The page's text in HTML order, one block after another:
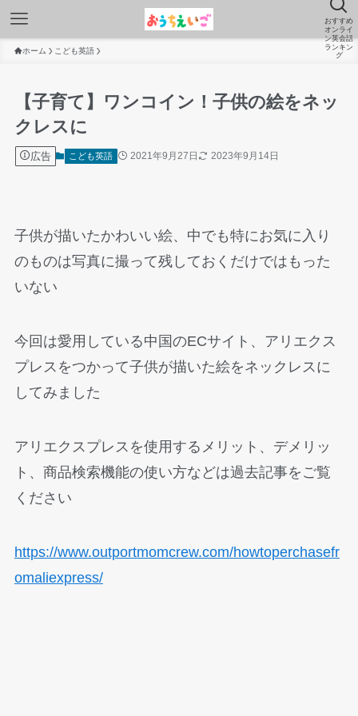
おすすめ
オンライ
ン英会話
ランキン
グ
ホーム こども英語
【子育て】ワンコイン！子供の絵をネッ
クレスに
広告 こども英語 2021年9月27日 2023年9月14日
子供が描いたかわいい絵、中でも特にお気に入り
のものは写真に撮って残しておくだけではもった
いない
今回は愛用している中国のECサイト、アリエクス
プレスをつかって子供が描いた絵をネックレスに
してみました
アリエクスプレスを使用するメリット、デメリッ
ト、商品検索機能の使い方などは過去記事をご覧
ください
https://www.outportmomcrew.com/howtoperchasefr
omaliexpress/